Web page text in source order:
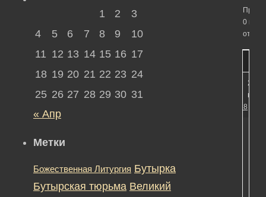
0
в
#11258
1 2
3
4
5 6 7 8 9
10
11 12 13 14 15 16 17
18 19 20 21 22 23 24
25 26 27 28 29 30 31
« Апр
Метки
Божественная Литургия Бутырка
Бутырская тюрьма Великий